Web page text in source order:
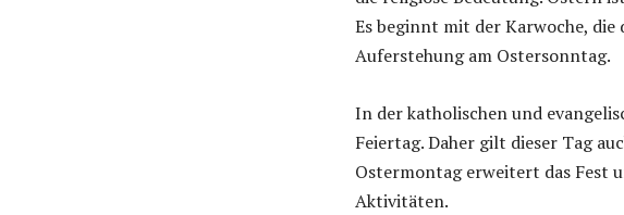
Es beginnt mit der Karwoche,
Auferstehung am Ostersonntag.
In der katholischen und
Feiertag. Daher gilt dieser Tag
Ostermontag erweitert das Fest
Aktivitäten.